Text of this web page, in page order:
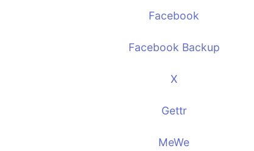
Facebook
Facebook Backup
X
Gettr
MeWe